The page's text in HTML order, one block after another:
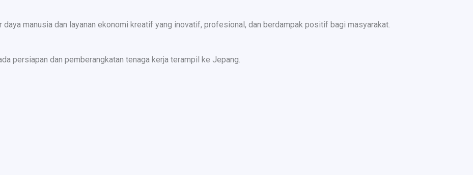
manusia dan layanan ekonomi kreatif yang inovatif, profesional, dan berdampak positif bagi masyarakat.
persiapan dan pemberangkatan tenaga kerja terampil ke Jepang.